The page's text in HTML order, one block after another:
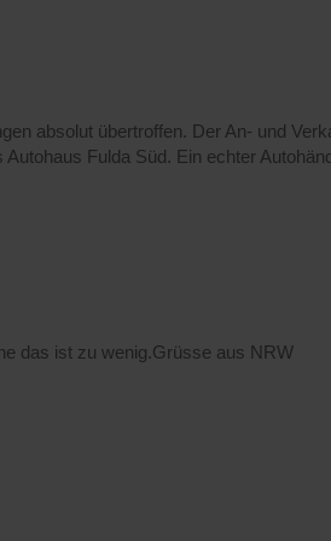
absolut übertroffen. Der An- und
Fulda Süd. Ein echter
das ist zu wenig.Grüsse aus NRW